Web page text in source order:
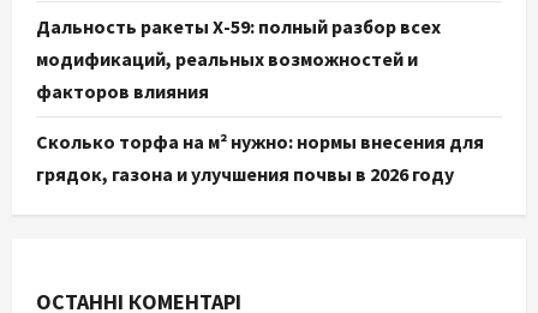
Дальность ракеты Х-59: полный разбор всех
модификаций, реальных возможностей и
факторов влияния
Сколько торфа на м² нужно: нормы внесения для
грядок, газона и улучшения почвы в 2026 году
ОСТАННІ КОМЕНТАРІ